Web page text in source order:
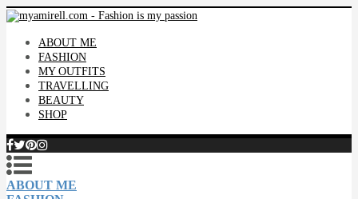
ABOUT ME
FASHION
MY OUTFITS
TRAVELLING
BEAUTY
SHOP
ABOUT ME